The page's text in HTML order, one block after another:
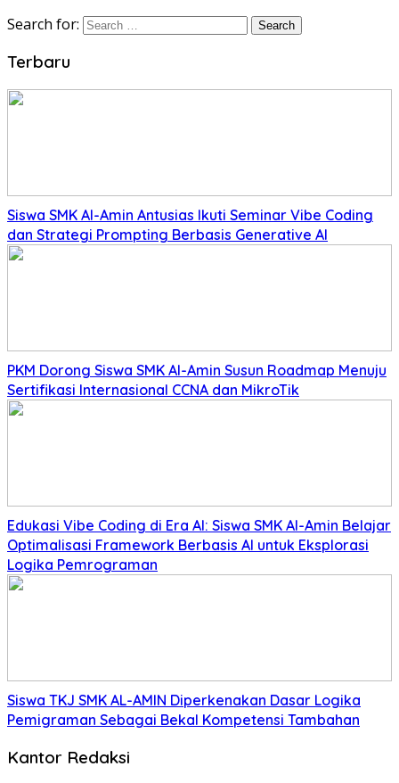
Search for:
Terbaru
Siswa SMK Al-Amin Antusias Ikuti Seminar Vibe Coding
dan Strategi Prompting Berbasis Generative AI
PKM Dorong Siswa SMK Al-Amin Susun Roadmap Menuju
Sertifikasi Internasional CCNA dan MikroTik
Edukasi Vibe Coding di Era AI: Siswa SMK Al-Amin Belajar
Optimalisasi Framework Berbasis AI untuk Eksplorasi
Logika Pemrograman
Siswa TKJ SMK AL-AMIN Diperkenakan Dasar Logika
Pemigraman Sebagai Bekal Kompetensi Tambahan
Kantor Redaksi